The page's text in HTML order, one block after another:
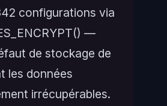
configurations via
—
de stockage de
les données
irrécupérables.